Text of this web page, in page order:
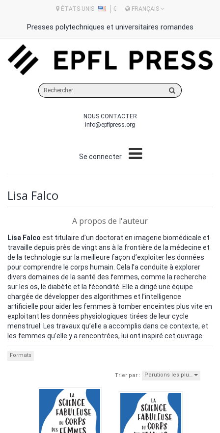
ÉTATS-UNIS € FRANÇAIS
Presses polytechniques et universitaires romandes
sur
site
NOUS CONTACTER
info@epflpress.org
Se connecter
Lisa Falco
A propos de l'auteur
Lisa Falco est titulaire d’un doctorat en imagerie biomédicale et
travaille depuis près de vingt ans à la frontière de la médecine et
de la technologie sur la meilleure façon d’exploiter les données
pour comprendre le corps humain. Cela l’a conduite à explorer
divers domaines de la santé des femmes, comme la recherche
sur les os, le diabète et la fécondité. Elle a dirigé une équipe
chargée de développer des algorithmes et l’intelligence
artificielle pour aider les femmes à tomber enceintes plus vite en
exploitant les données physiologiques tirées de leur cycle
menstruel. Les travaux qu’elle a accomplis dans ce contexte, et
les femmes qu’elle y a rencontrées, lui ont inspiré cet ouvrage.
Formats
Trier par : Parutions les plu…